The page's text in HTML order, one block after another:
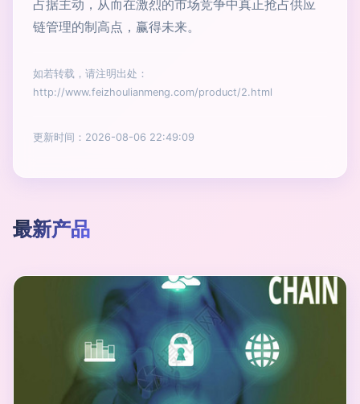
占据主动，从而在激烈的市场竞争中真正抢占供应
链管理的制高点，赢得未来。
如若转载，请注明出处：
http://www.feizhoulianmeng.com/product/2.html
更新时间：2026-08-06 22:49:09
最新产品